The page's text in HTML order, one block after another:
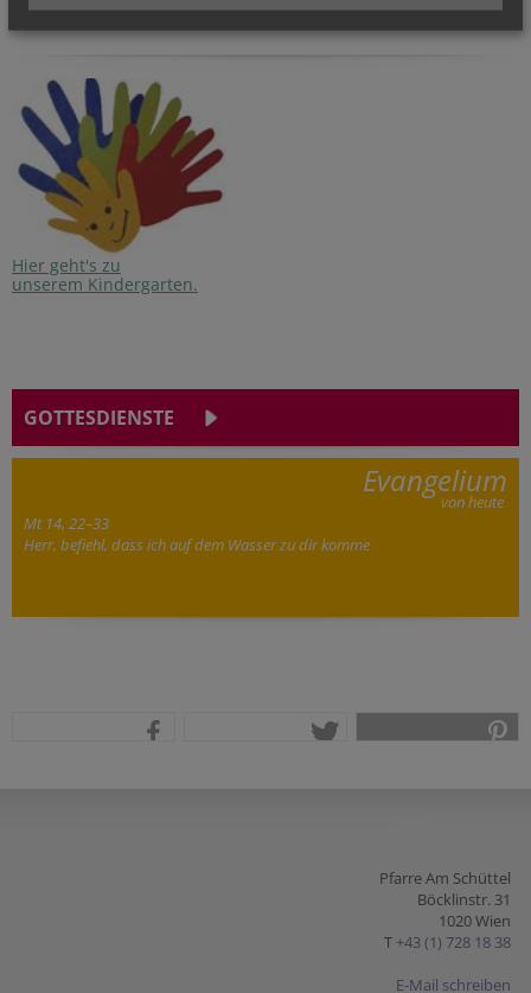
Hier geht's zu
unserem Kindergarten.
GOTTESDIENSTE
Evangelium
von heute
Mt 14, 22–33
Herr, befiehl, dass ich auf dem Wasser zu dir komme
Pfarre Am Schüttel
Böcklinstr. 31
1020 Wien
T +43 (1) 728 18 38
E-Mail schreiben